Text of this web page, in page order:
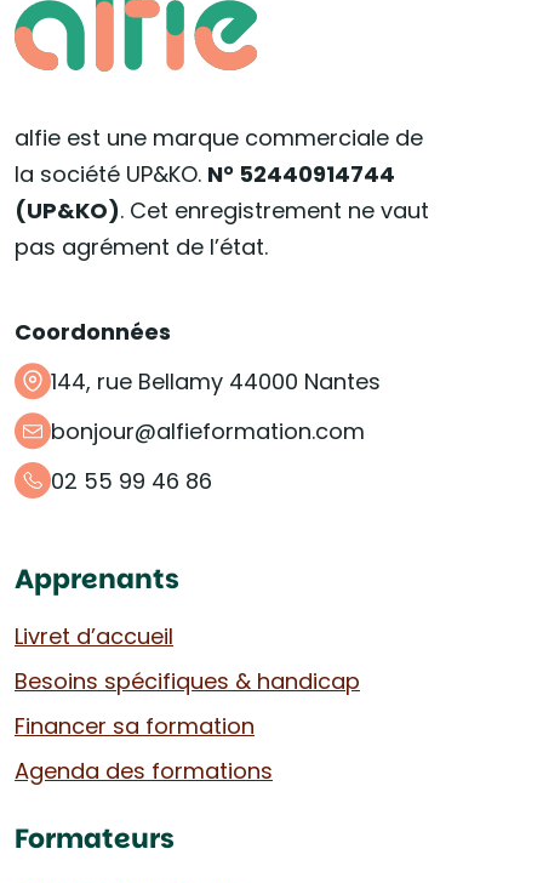
alfie est une marque commerciale de
la société UP&KO. N° 52440914744
(UP&KO). Cet enregistrement ne vaut
pas agrément de l’état.
Coordonnées
144, rue Bellamy 44000 Nantes
bonjour@alfieformation.com
02 55 99 46 86
Apprenants
Livret d’accueil
Besoins spécifiques & handicap
Financer sa formation
Agenda des formations
Formateurs